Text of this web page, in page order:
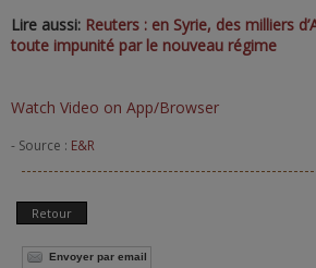
Lire aussi: Reuters : en Syrie, des milliers
toute impunité par le nouveau régime
Watch Video on App/Browser
- Source : E&R
Retour
Envoyer par email